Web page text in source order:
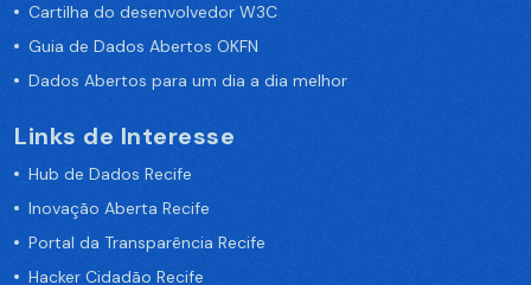
Cartilha do desenvolvedor W3C
Guia de Dados Abertos OKFN
Dados Abertos para um dia a dia melhor
Links de Interesse
Hub de Dados Recife
Inovação Aberta Recife
Portal da Transparência Recife
Hacker Cidadão Recife